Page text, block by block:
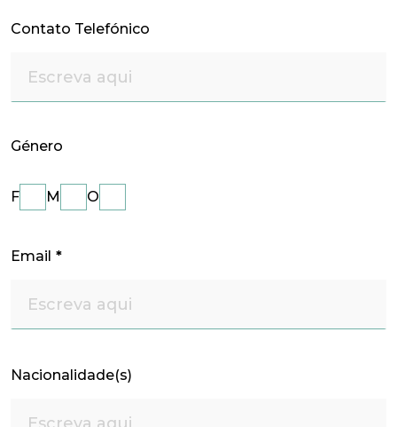
Contato Telefónico
Género
F M O
Email *
Nacionalidade(s)